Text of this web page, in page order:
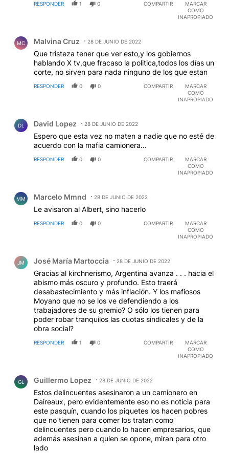
RESPONDER 1 0 COMPARTIR
MARCAR
COMO
INAPROPIADO
MC Malvina Cruz 28 DE JUNIO DE 2022
Que tristeza tener que ver esto,y los gobiernos
hablando X tv,que fracaso la politica,todos los días un
corte, no sirven para nada ninguno de los que estan
RESPONDER 0 0 COMPARTIR
MARCAR
COMO
INAPROPIADO
DL David Lopez 28 DE JUNIO DE 2022
Espero que esta vez no maten a nadie que no esté de
acuerdo con la mafia camionera...
RESPONDER 0 0 COMPARTIR
MARCAR
COMO
INAPROPIADO
MM Marcelo Mmnd 28 DE JUNIO DE 2022
Le avisaron al Albert, sino hacerlo
RESPONDER 0 0 COMPARTIR
MARCAR
COMO
INAPROPIADO
JM José María Martoccia 28 DE JUNIO DE 2022
Gracias al kirchnerismo, Argentina avanza . . . hacia el
abismo más oscuro y profundo. Esto traerá
desabastecimiento y más inflación. Y los mafiosos
Moyano que no se los ve defendiendo a los
trabajadores de su gremio? O sólo los tienen para
poder robar tranquilos las cuotas sindicales y de la
obra social?
RESPONDER 1 0 COMPARTIR
MARCAR
COMO
INAPROPIADO
GL Guillermo Lopez 28 DE JUNIO DE 2022
Estos delincuentes asesinaron a un camionero en
Daireaux, pero evidentemente eso no es noticia para
este pasquín, cuando los piquetes los hacen pobres
que no tienen para comer los tratan como
delincuentes pero cuando lo hacen empresarios, que
además asesinan a quien se opone, miran para otro
lado